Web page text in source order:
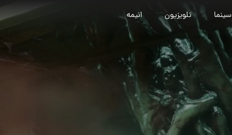
سینما تلویزیون انیمه